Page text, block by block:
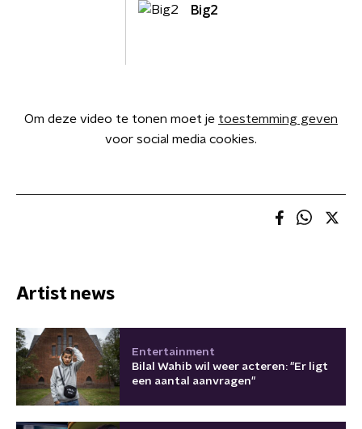
Big2
Om deze video te tonen moet je toestemming geven
voor social media cookies.
Artist news
Entertainment
Bilal Wahib wil weer acteren: "Er ligt
een aantal aanvragen"